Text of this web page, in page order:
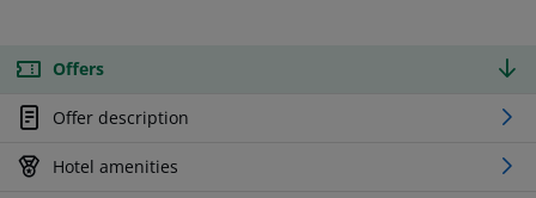
Offers
Offer description
Hotel amenities